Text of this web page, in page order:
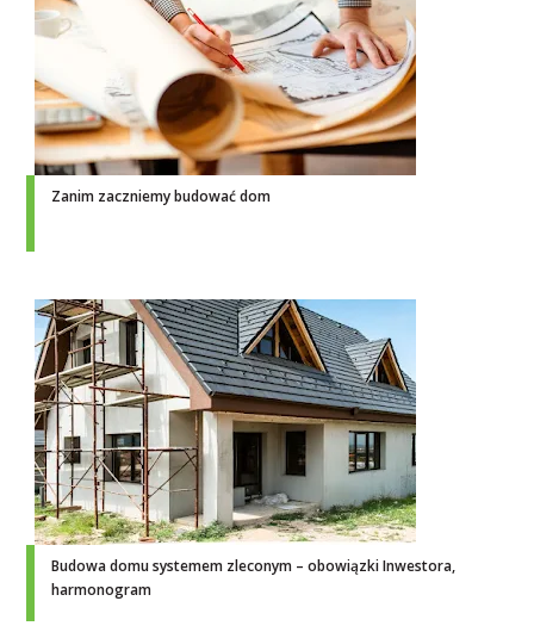
Zanim zaczniemy budować dom
Budowa domu systemem zleconym – obowiązki Inwestora,
harmonogram